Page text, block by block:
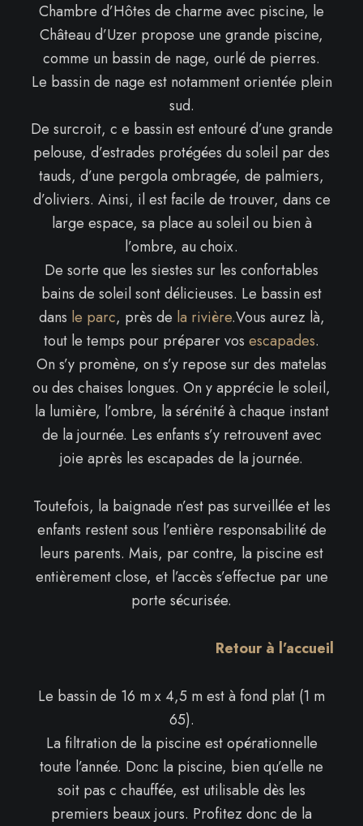
Chambre d’Hôtes de charme avec piscine, le
Château d’Uzer propose une grande piscine,
comme un bassin de nage, ourlé de pierres.
Le bassin de nage est notamment orientée plein
sud.
De surcroit, c e bassin est entouré d’une grande
pelouse, d’estrades protégées du soleil par des
tauds, d’une pergola ombragée, de palmiers,
d’oliviers. Ainsi, il est facile de trouver, dans ce
large espace, sa place au soleil ou bien à
l’ombre, au choix.
De sorte que les siestes sur les confortables
bains de soleil sont délicieuses. Le bassin est
dans le parc, près de la rivière.Vous aurez là,
tout le temps pour préparer vos escapades.
On s’y promène, on s’y repose sur des matelas
ou des chaises longues. On y apprécie le soleil,
la lumière, l’ombre, la sérénité à chaque instant
de la journée. Les enfants s’y retrouvent avec
joie après les escapades de la journée.
Toutefois, la baignade n’est pas surveillée et les
enfants restent sous l’entière responsabilité de
leurs parents. Mais, par contre, la piscine est
entièrement close, et l’accès s’effectue par une
porte sécurisée.
Retour à l’accueil
Le bassin de 16 m x 4,5 m est à fond plat (1 m
65).
La filtration de la piscine est opérationnelle
toute l’année. Donc la piscine, bien qu’elle ne
soit pas c chauffée, est utilisable dès les
premiers beaux jours. Profitez donc de la